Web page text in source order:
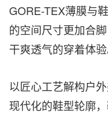
GORE-TEX薄膜与
的空间尺寸更加合
干爽透气的穿着体验
以匠心工艺解构户
现代化的鞋型轮廓